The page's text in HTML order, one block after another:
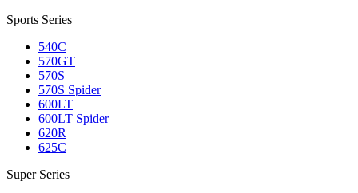
Sports Series
540C
570GT
570S
570S Spider
600LT
600LT Spider
620R
625C
Super Series